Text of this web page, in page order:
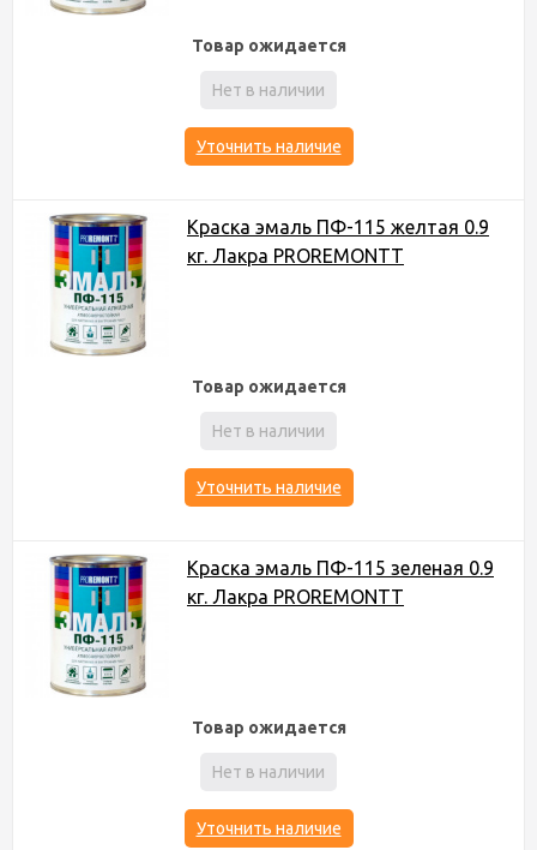
Товар ожидается
Нет в наличии
Уточнить наличие
Краска эмаль ПФ-115 желтая 0.9
кг. Лакра PROREMONTT
Товар ожидается
Нет в наличии
Уточнить наличие
Краска эмаль ПФ-115 зеленая 0.9
кг. Лакра PROREMONTT
Товар ожидается
Нет в наличии
Уточнить наличие